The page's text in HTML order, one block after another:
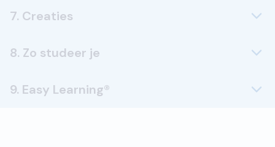
7. Creaties
8. Zo studeer je
9. Easy Learning®